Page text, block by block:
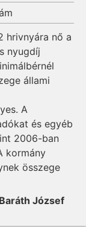
hrivnyára nő a
nyugdíj
állami
A
és egyéb
2006-ban
kormány
összege
Baráth József